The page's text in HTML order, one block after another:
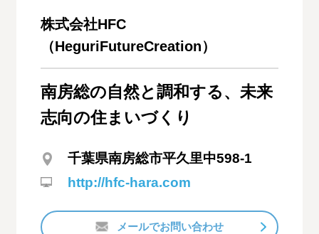
株式会社HFC
（HeguriFutureCreation）
南房総の自然と調和する、未来
志向の住まいづくり
千葉県南房総市平久里中598-1
http://hfc-hara.com
メールでお問い合わせ